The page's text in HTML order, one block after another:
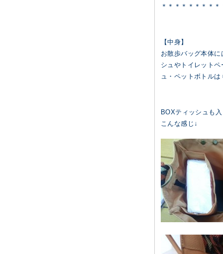
＊＊＊＊＊＊＊＊＊
【中身】
お散歩バッグ本体
シュやトイレット
ュ・ペットボトル
BOXティッシュも
こんな感じ↓